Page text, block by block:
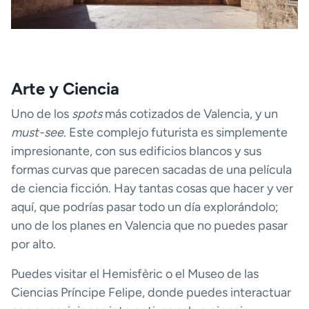
Arte y Ciencia
Uno de los spotsmás cotizados de Valencia, y un
must-see. Este complejo futurista es simplemente
impresionante, con sus edificios blancos y sus
formas curvas que parecen sacadas de una película
de ciencia ficción. Hay tantas cosas que hacer y ver
aquí, que podrías pasar todo un día explorándolo;
uno de los planes en Valencia que no puedes pasar
por alto.
Puedes visitar el Hemisfèric o el Museo de las
Ciencias Príncipe Felipe, donde puedes interactuar